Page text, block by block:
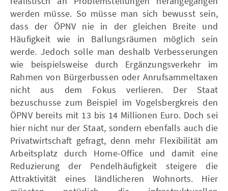
werden müsse. So müsse man sich bewusst sein,
dass der ÖPNV nie in der gleichen Breite und
Häufigkeit wie in Ballungsräumen möglich sein
werde. Jedoch solle man deshalb Verbesserungen
wie beispielsweise durch Ergänzungsverkehr im
Rahmen von Bürgerbussen oder Anrufsammeltaxen
nicht aus dem Fokus verlieren. Der Staat
bezuschusse zum Beispiel im Vogelsbergkreis den
ÖPNV bereits mit 13 bis 14 Millionen Euro. Doch sei
hier nicht nur der Staat, sondern ebenfalls auch die
Privatwirtschaft gefragt, denn mehr Flexibilität am
Arbeitsplatz durch Home-Office und damit eine
Reduzierung der Pendelhäufigkeit steigere die
Attraktivität eines ländlicheren Wohnorts. Hier